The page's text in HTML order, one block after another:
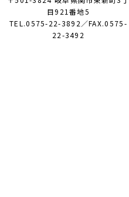
目921番地5
TEL.0575-22-3892／FAX.0575-
22-3492